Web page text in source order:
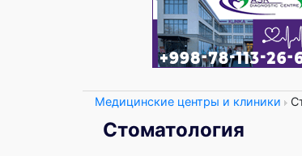
Медицинские центры и клиники
Стоматология